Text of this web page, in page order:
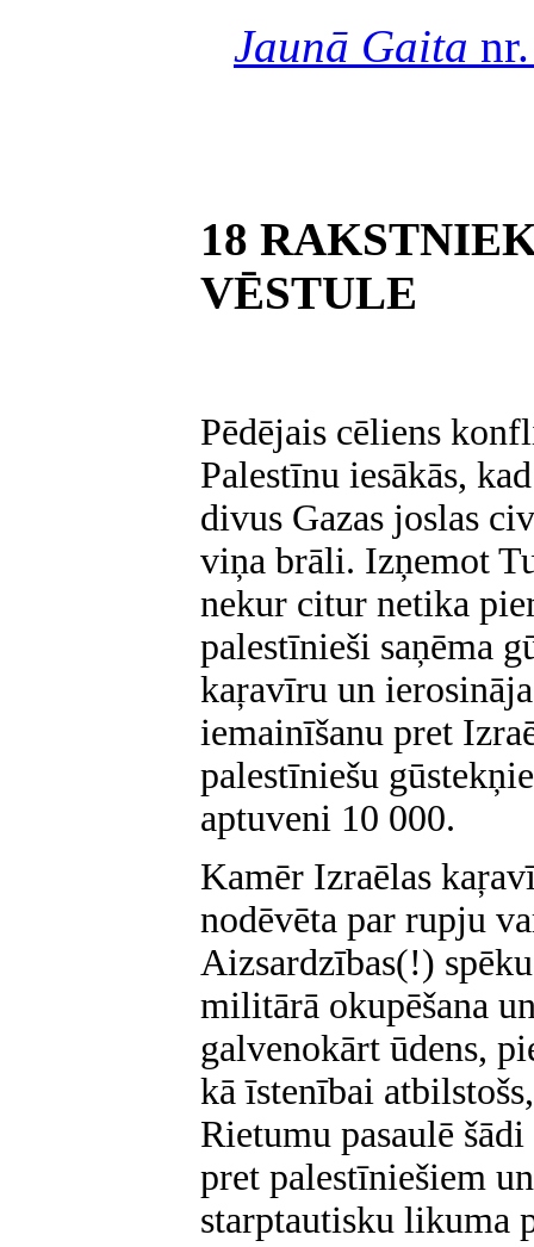
Jaunā Gaita
18
VĒSTULE
Pēdējais cēliens
Palestīnu iesākās,
divus Gazas joslas
viņa brāli. Izņemot
nekur citur netika
palestīnieši saņēma
kaŗavīru un
iemainīšanu pret
palestīniešu
aptuveni 10 000.
Kamēr Izraēlas
nodēvēta par rupju
Aizsardzības(!)
militārā okupēšana
galvenokārt ūdens,
kā īstenībai
Rietumu pasaulē
pret palestīniešiem
starptautisku likuma